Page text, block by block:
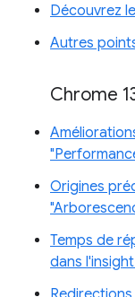
Découvrez
Autres
Chrome
Origines
Temps de
dans